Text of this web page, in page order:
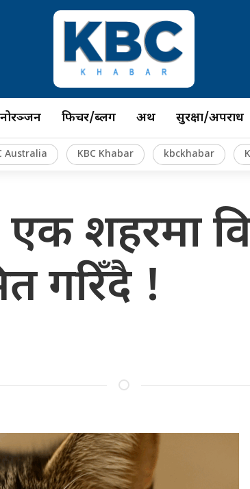
फिचर/ब्लग अर्थ सुरक्षा/अपराध
Australia KBC Khabar kbckhabar
एक शहरमा
गरिँदै !